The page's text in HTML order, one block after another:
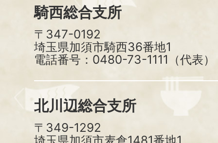
騎西総合支所
〒347-0192
埼玉県加須市騎西36番地1
電話番号：0480-73-1111（代表）
北川辺総合支所
〒349-1292
埼玉県加須市麦倉1481番地1